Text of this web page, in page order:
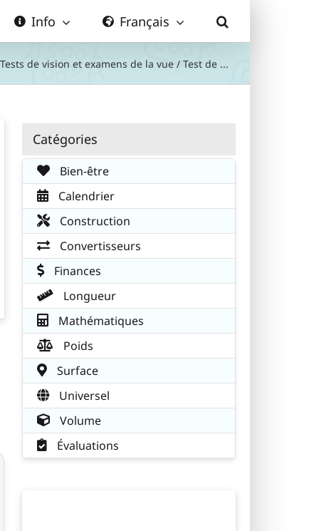
Info Français
Tests de vision et examens de la vue / Test de ...
Catégories
Bien-être
Calendrier
Construction
Convertisseurs
Finances
Longueur
Mathématiques
Poids
Surface
Universel
Volume
Évaluations